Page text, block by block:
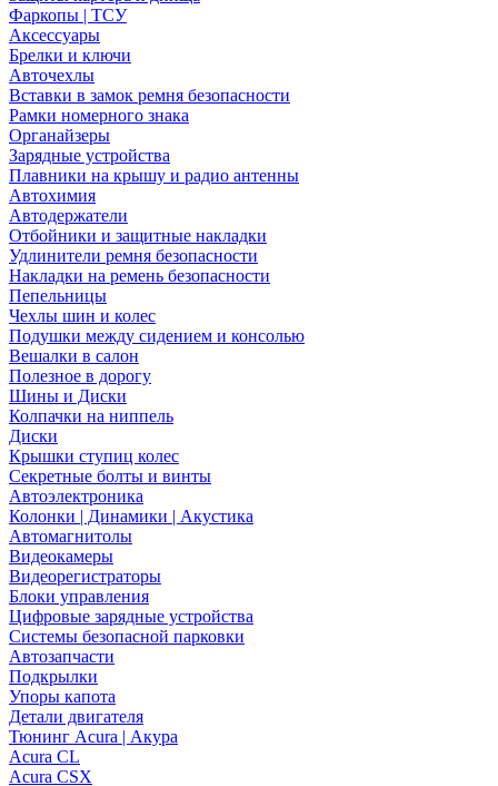
Фаркопы | ТСУ
Аксессуары
Брелки и ключи
Авточехлы
Вставки в замок ремня безопасности
Рамки номерного знака
Органайзеры
Зарядные устройства
Плавники на крышу и радио антенны
Автохимия
Автодержатели
Отбойники и защитные накладки
Удлинители ремня безопасности
Накладки на ремень безопасности
Пепельницы
Чехлы шин и колес
Подушки между сидением и консолью
Вешалки в салон
Полезное в дорогу
Шины и Диски
Колпачки на ниппель
Диски
Крышки ступиц колес
Секретные болты и винты
Автоэлектроника
Колонки | Динамики | Акустика
Автомагнитолы
Видеокамеры
Видеорегистраторы
Блоки управления
Цифровые зарядные устройства
Системы безопасной парковки
Автозапчасти
Подкрылки
Упоры капота
Детали двигателя
Тюнинг Acura | Акура
Acura CL
Acura CSX